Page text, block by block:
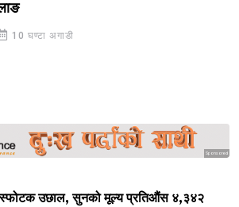
10 घण्टा अगाडी
Sponsored
उछाल, सुनको मूल्य प्रतिऔंस ४,३४२